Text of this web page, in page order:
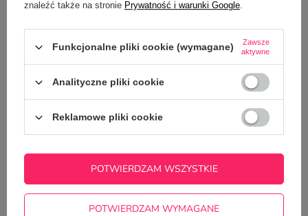
niezwłocznie, najciekawsze pytania i
ZADAJ PYTANIE
NAJCZĘŚCIEJ KUPOWANE Z
TYM TOWAREM
Kubek
39,00 zł
znaleźć także na stronie Prywatność i warunki Google.
Funkcjonalne pliki cookie (wymagane)
Zawsze
aktywne
Analityczne pliki cookie
Reklamowe pliki cookie
POTWIERDZAM WYMAGANE
POTWIERDZAM WSZYSTKIE